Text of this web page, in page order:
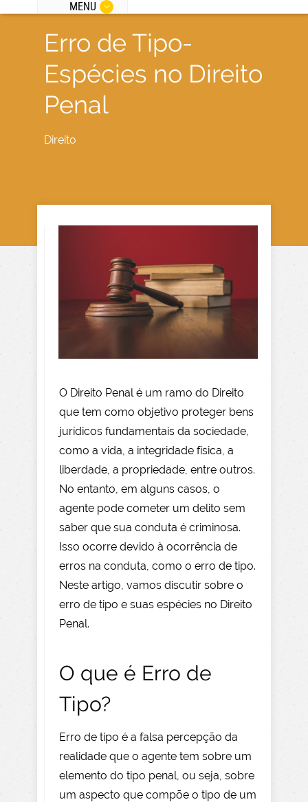
MENU
Erro de Tipo-
Espécies no Direito
Penal
Direito
O Direito Penal é um ramo do Direito
que tem como objetivo proteger bens
jurídicos fundamentais da sociedade,
como a vida, a integridade física, a
liberdade, a propriedade, entre outros.
No entanto, em alguns casos, o
agente pode cometer um delito sem
saber que sua conduta é criminosa.
Isso ocorre devido à ocorrência de
erros na conduta, como o erro de tipo.
Neste artigo, vamos discutir sobre o
erro de tipo e suas espécies no Direito
Penal.
O que é Erro de
Tipo?
Erro de tipo é a falsa percepção da
realidade que o agente tem sobre um
elemento do tipo penal, ou seja, sobre
um aspecto que compõe o tipo de um